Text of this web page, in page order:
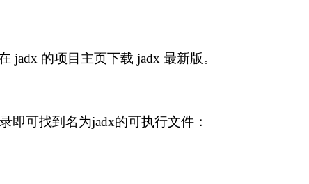
jadx 的项目主页下载 jadx 最新版。
即可找到名为jadx的可执行文件：